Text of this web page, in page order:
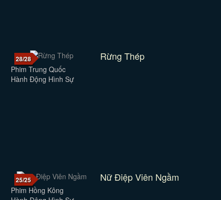
28/28 Rừng Thép
Phim Trung Quốc
Hành Động Hình Sự
25/25 Nữ Điệp Viên Ngầm
Phim Hồng Kông